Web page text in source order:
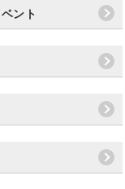
ント